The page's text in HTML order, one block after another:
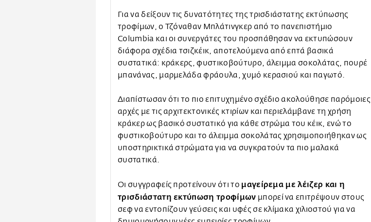
Για να δείξουν τις δυνατότητες της τρισδιάστατης εκτύπωσης
τροφίμων, ο Τζόναθαν Μπλάτινγκερ από το πανεπιστήμιο
Columbia και οι συνεργάτες του προσπάθησαν να εκτυπώσουν
διάφορα σχέδια τσιζκέικ, αποτελούμενα από επτά βασικά
συστατικά: κράκερς, φυστικοβούτυρο, άλειμμα σοκολάτας, πουρέ
μπανάνας, μαρμελάδα φράουλα, χυμό κερασιού και παγωτό.
Διαπίστωσαν ότι το πιο επιτυχημένο σχέδιο ακολούθησε παρόμοιες
αρχές με τις αρχιτεκτονικές κτιρίων και περιελάμβανε τη χρήση
κράκερ ως βασικό συστατικό για κάθε στρώμα του κέικ, ενώ το
φυστικοβούτυρο και το άλειμμα σοκολάτας χρησιμοποιήθηκαν ως
υποστηρικτικά στρώματα για να συγκρατούν τα πιο μαλακά
συστατικά.
Οι συγγραφείς προτείνουν ότι το μαγείρεμα με λέιζερ και η
τρισδιάστατη εκτύπωση τροφίμων μπορεί να επιτρέψουν στους
σεφ να εντοπίζουν γεύσεις και υφές σε κλίμακα χιλιοστού για να